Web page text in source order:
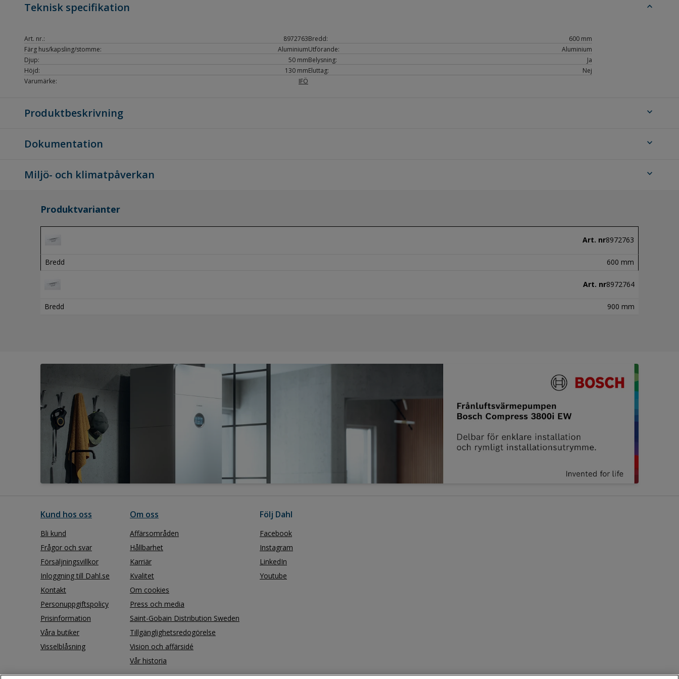
Teknisk specifikation expand_less
Art. nr.:
8972763
Färg hus/kapsling/stomme:
Aluminium
Djup:
50 mm
Höjd:
130 mm
Varumärke:
IFÖ
Bredd:
600 mm
Utförande:
Aluminium
Belysning:
Ja
Eluttag:
Nej
Produktbeskrivning expand_more
Dokumentation expand_more
Miljö- och klimatpåverkan expand_more
Produktvarianter
Art. nr8972763
Bredd 600 mm
Art. nr8972764
Bredd 900 mm
Kund hos oss
Bli kund
Frågor och svar
Försäljningsvillkor
Inloggning till Dahl.se
Kontakt
Personuppgiftspolicy
Prisinformation
Våra butiker
Visselblåsning
Om oss
Affärsområden
Hållbarhet
Karriär
Kvalitet
Om cookies
Press och media
Saint-Gobain Distribution Sweden
Tillgänglighetsredogörelse
Vision och affärsidé
Vår historia
Följ Dahl
Facebook
Instagram
LinkedIn
Youtube